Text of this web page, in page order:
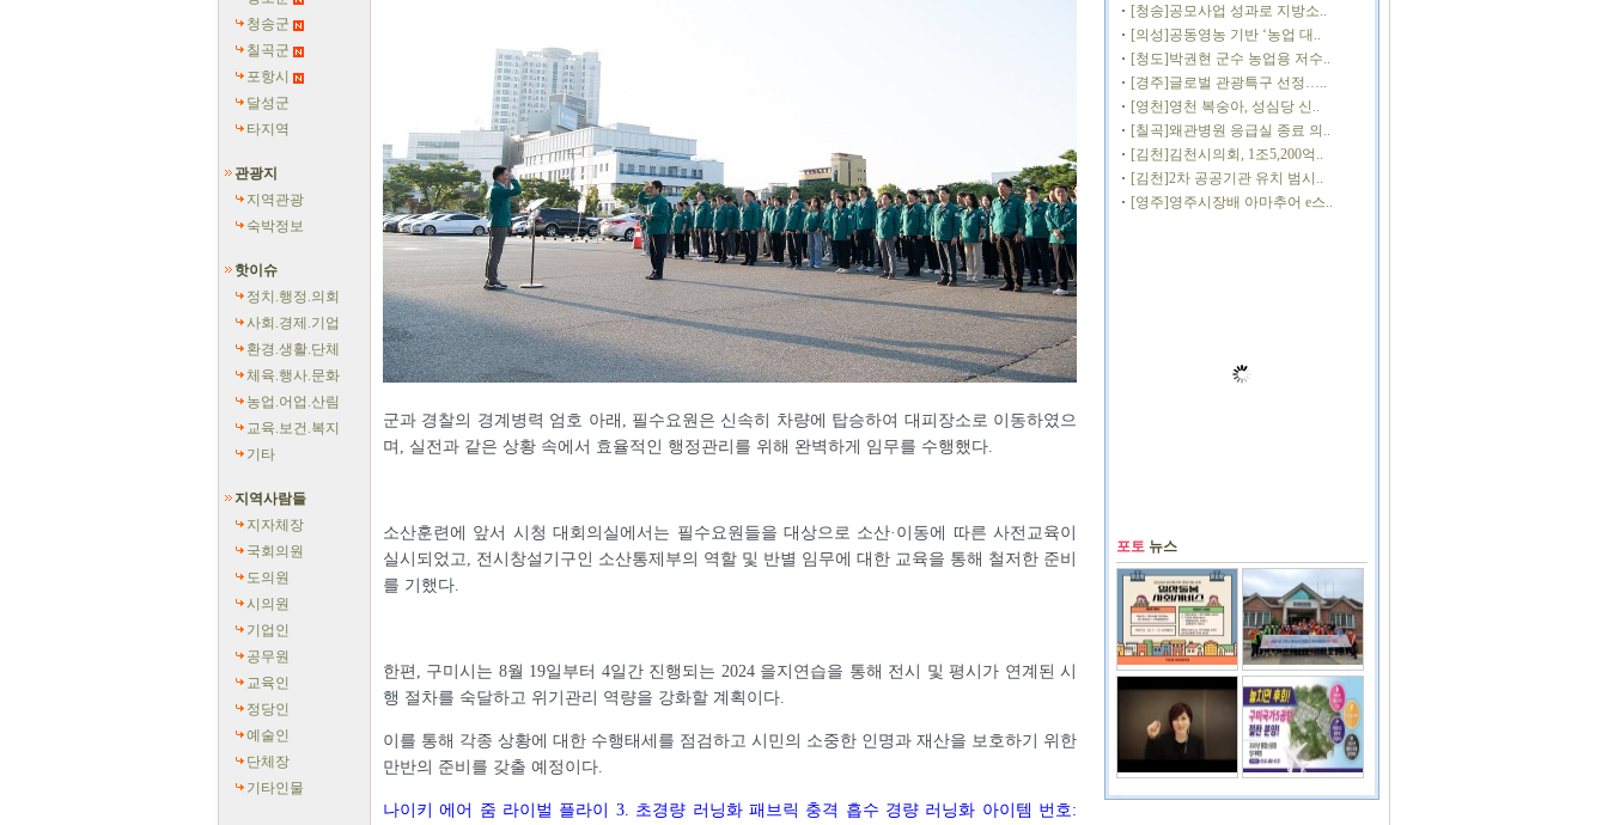
청송군
칠곡군
포항시
달성군
타지역
관광지
지역관광
숙박정보
핫이슈
정치.행정.의회
사회.경제.기업
환경.생활.단체
체육.행사.문화
농업.어업.산림
교육.보건.복지
기타
지역사람들
지자체장
국회의원
도의원
시의원
기업인
공무원
교육인
정당인
예술인
단체장
기타인물
군과 경찰의 경계병력 엄호 아래, 필수요원은 신속히 차량에 탑승하여 대피장소로 이동하였으
며, 실전과 같은 상황 속에서 효율적인 행정관리를 위해 완벽하게 임무를 수행했다.
소산훈련에 앞서 시청 대회의실에서는 필수요원들을 대상으로 소산·이동에 따른 사전교육이
실시되었고, 전시창설기구인 소산통제부의 역할 및 반별 임무에 대한 교육을 통해 철저한 준비
를 기했다.
한편, 구미시는 8월 19일부터 4일간 진행되는 2024 을지연습을 통해 전시 및 평시가 연계된 시
행 절차를 숙달하고 위기관리 역량을 강화할 계획이다.
이를 통해 각종 상황에 대한 수행태세를 점검하고 시민의 소중한 인명과 재산을 보호하기 위한
만반의 준비를 갖출 예정이다.
나이키 에어 줌 라이벌 플라이 3. 초경량 러닝화 패브릭 충격 흡수 경량 러닝화 아이템 번호:
[청송]공모사업 성과로 지방소..
[의성]공동영농 기반 ‘농업 대..
[청도]박권현 군수 농업용 저수..
[경주]글로벌 관광특구 선정…..
[영천]영천 복숭아, 성심당 신..
[칠곡]왜관병원 응급실 종료 의..
[김천]김천시의회, 1조5,200억..
[김천]2차 공공기관 유치 범시..
[영주]영주시장배 아마추어 e스..
포토 뉴스